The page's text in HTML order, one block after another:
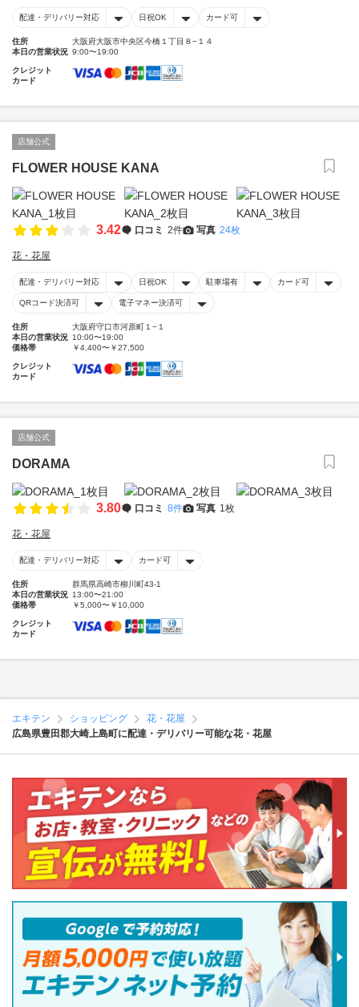
配達・デリバリー対応 日祝OK カード可
住所
大阪府大阪市中央区今橋１丁目８−１４
本日の営業状況 9:00〜19:00
クレジット
カード
店舗公式
FLOWER HOUSE KANA
3.42 口コミ 2件 写真 24枚
花・花屋
配達・デリバリー対応 日祝OK 駐車場有 カード可
QRコード決済可 電子マネー決済可
住所
大阪府守口市河原町１−１
本日の営業状況 10:00〜19:00
価格帯
￥4,400〜￥27,500
クレジット
カード
店舗公式
DORAMA
3.80 口コミ 8件 写真 1枚
花・花屋
配達・デリバリー対応 カード可
住所
群馬県高崎市柳川町43-1
本日の営業状況 13:00〜21:00
価格帯
￥5,000〜￥10,000
クレジット
カード
エキテン ショッピング
花・花屋
広島県豊田郡大崎上島町に配達・デリバリー可能な花・花屋